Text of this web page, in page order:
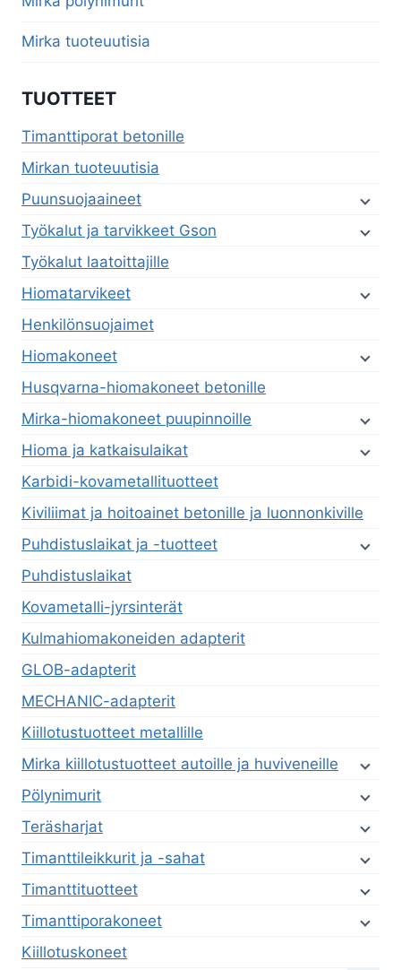
Mirka tuoteuutisia
TUOTTEET
Timanttiporat betonille
Mirkan tuoteuutisia
Puunsuojaaineet
Työkalut ja tarvikkeet Gson
Työkalut laatoittajille
Hiomatarvikeet
Henkilönsuojaimet
Hiomakoneet
Husqvarna-hiomakoneet betonille
Mirka-hiomakoneet puupinnoille
Hioma ja katkaisulaikat
Karbidi-kovametallituotteet
Kiviliimat ja hoitoainet betonille ja luonnonkiville
Puhdistuslaikat ja -tuotteet
Puhdistuslaikat
Kovametalli-jyrsinterät
Kulmahiomakoneiden adapterit
GLOB-adapterit
MECHANIC-adapterit
Kiillotustuotteet metallille
Mirka kiillotustuotteet autoille ja huviveneille
Pölynimurit
Teräsharjat
Timanttileikkurit ja -sahat
Timanttituotteet
Timanttiporakoneet
Kiillotuskoneet